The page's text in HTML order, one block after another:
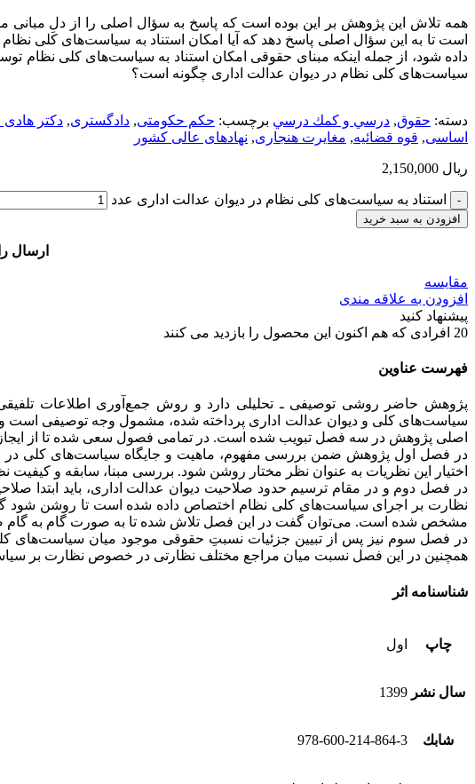
همه تلاش این پژوهش بر این بوده است که پاسخ به سؤال اصلی را از دلِ مبانی
است تا به این سؤال اصلی پاسخ دهد که آیا امکان استناد به سیاست‌های کلی
داده شود، از جمله اینکه مبنای حقوقی امکان استناد به سیاست‌های کلی نظام
سیاست‌های کلی نظام در دیوان عدالت اداری چگونه است؟
دسته: حقوق, درسي و كمك درسي برچسب: حکم حکومتی, دادگستری, دکتر
اساسی, قوه قضائیه, مغایرت هنجاری, نهادهای عالی کشور
ریال
استناد به سیاست‌های کلی نظام در دیوان عدالت اداری عدد
افزودن به سبد خرید
ارسال
مقایسه
افزودن به علاقه مندی
پیشنهاد کنید
20 افرادی که هم اکنون این محصول را بازدید می کنند
فهرست عناوین
پژوهش حاضر روشی توصیفی ـ تحلیلی دارد و روش جمع‌آوری اطلاعات
سیاست‌های کلی و دیوان عدالت اداری پرداخته شده، مشمول وجه توصیفی است
اصلی پژوهش در سه فصل تبویب شده است. در تمامی فصول سعی شده تا از
در فصل اول پژوهش ضمن بررسی مفهوم، ماهیت و جایگاه سیاست‌های کلی در
اختیار این نظریات به عنوان نظر مختار روشن شود. بررسی مبنا، سابقه و
در فصل دوم و در مقام ترسیم حدود صلاحیت دیوان عدالت اداری، باید ابتدا
نظارت بر اجرای سیاست‌های کلی نظام اختصاص داده شده است تا روشن شود
مشخص شده است. می‌توان گفت در این فصل تلاش شده تا به صورت گام به گام
در فصل سوم نیز پس از تبیین جزئیات نسبتِ حقوقی موجود میان سیاست‌های
همچنین در این فصل نسبت میان مراجع مختلف نظارتی در خصوص نظارت بر
شناسنامه اثر
چاپ اول
سال نشر 1399
شابك 978-600-214-864-3